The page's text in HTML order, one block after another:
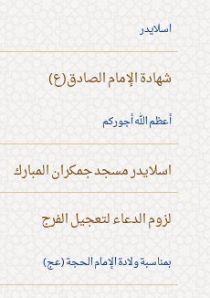
اسلايدر
شهادة الإمام الصادق(ع)
أعظم الله أجوركم
اسلايدر مسجد جمكران المبارك
لزوم الدعاء لتعجيل الفرج
بمناسبة ولادة الإمام الحجة (عج)